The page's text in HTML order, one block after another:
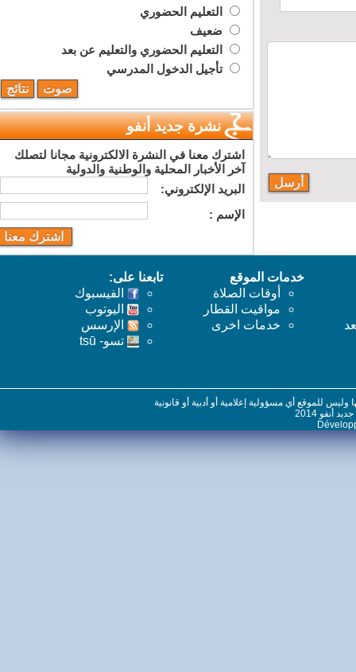
التعليم الحضوري
ضعيف
التعليم الحضوري والتعليم عن بعد
تأجيل الدخول المدرسي
نشرة جديد أنفو
اشترك معنا في النشرة الالكترونية مجانا لتصلك
آخر الأخبار المحلية والوطنية والدولية
البريد اﻹلكتروني:
اﻹسم :
خدمات الموقع
أوقات الصلاة
مواقيت القطار
خدمات اخرى
تابعنا على:
الفيسبوك
اليوتوب
اﻹرسس
تسو- tsū
للموقع أي مسؤولية إعلامية أو أدبية أو قانونية
2014